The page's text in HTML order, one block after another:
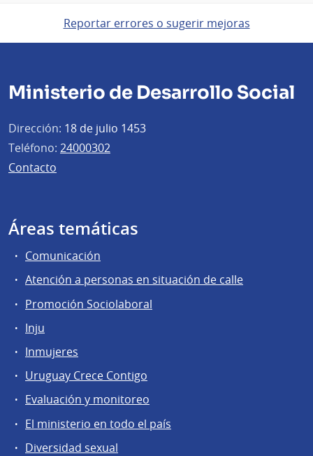
Reportar errores o sugerir mejoras
Ministerio de Desarrollo Social
Dirección: 18 de julio 1453
Teléfono: 24000302
Contacto
Áreas temáticas
Comunicación
Atención a personas en situación de calle
Promoción Sociolaboral
Inju
Inmujeres
Uruguay Crece Contigo
Evaluación y monitoreo
El ministerio en todo el país
Diversidad sexual